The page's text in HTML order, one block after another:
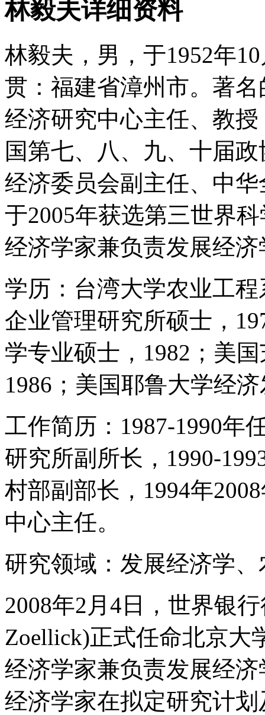
林毅夫详细资料
林毅夫，男，于1952年
贯：福建省漳州市。著
经济研究中心主任、教
国第七、八、九、十届
经济委员会副主任、中
于2005年获选第三世界
经济学家兼负责发展经
学历：台湾大学农业工
企业管理研究所硕士，
学专业硕士，1982；美
1986；美国耶鲁大学经
工作简历：1987-1990年
研究所副所长，1990-
村部副部长，1994年
中心主任。
研究领域：发展经济学
2008年2月4日，世界银
Zoellick)正式任命北京大
经济学家兼负责发展经
经济学家在拟定研究计